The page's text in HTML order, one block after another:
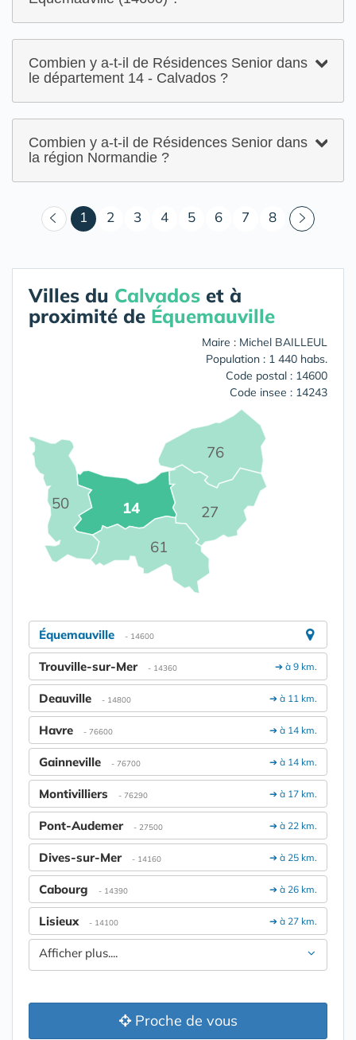
Combien y a-t-il de Résidences Senior dans
le département 14 - Calvados ?
Combien y a-t-il de Résidences Senior dans
la région Normandie ?
1 (courant)
2 3 4 5 6 7 8
Villes du Calvados et à
proximité de Équemauville
Maire : Michel BAILLEUL
Population : 1 440 habs.
Code postal : 14600
Code insee : 14243
14 27
50
61
76
Équemauville - 14600
➔ à 9 km.
Trouville-sur-Mer - 14360
➔ à 11 km.
Deauville - 14800
➔ à 14 km.
Havre - 76600
➔ à 14 km.
Gainneville - 76700
➔ à 17 km.
Montivilliers - 76290
➔ à 22 km.
Pont-Audemer - 27500
➔ à 25 km.
Dives-sur-Mer - 14160
➔ à 26 km.
Cabourg - 14390
➔ à 27 km.
Lisieux - 14100
Afficher plus....
Proche de vous